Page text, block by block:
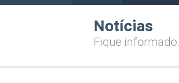
Notícias
Fique informado.